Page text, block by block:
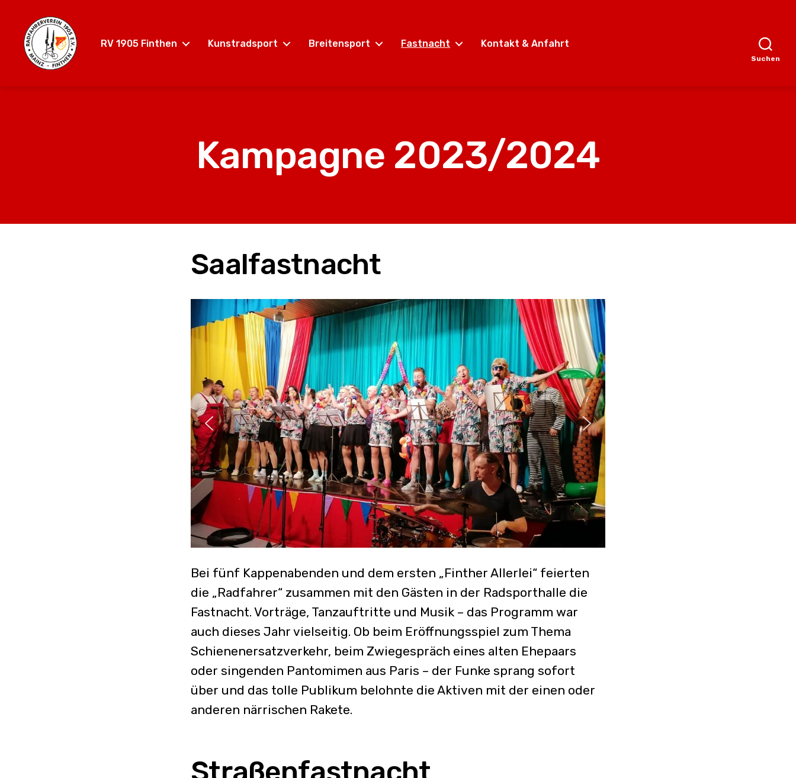
RV 1905 Finthen Kunstradsport Breitensport Fastnacht Kontakt & Anfahrt
Suchen
Kampagne 2023/2024
Saalfastnacht
Bei fünf Kappenabenden und dem ersten „Finther Allerlei“ feierten
die „Radfahrer“ zusammen mit den Gästen in der Radsporthalle die
Fastnacht. Vorträge, Tanzauftritte und Musik – das Programm war
auch dieses Jahr vielseitig. Ob beim Eröffnungsspiel zum Thema
Schienenersatzverkehr, beim Zwiegespräch eines alten Ehepaars
oder singenden Pantomimen aus Paris – der Funke sprang sofort
über und das tolle Publikum belohnte die Aktiven mit der einen oder
anderen närrischen Rakete.